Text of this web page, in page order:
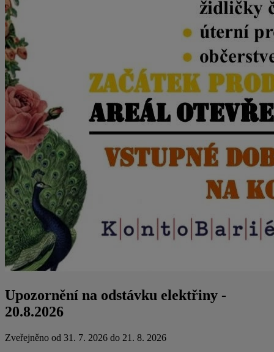
Upozornění na odstávku elektřiny -
20.8.2026
Zveřejněno od 31. 7. 2026 do 21. 8. 2026